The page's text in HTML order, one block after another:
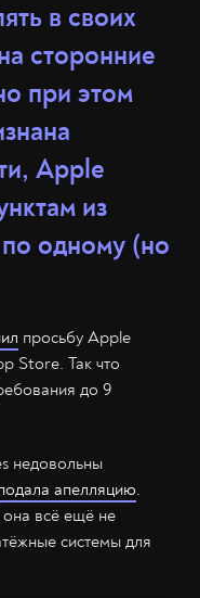
в своих
сторонние
при этом
Apple
из
одному (но
просьбу Apple
Store. Так что
до 9
недовольны
апелляцию.
всё ещё не
системы для